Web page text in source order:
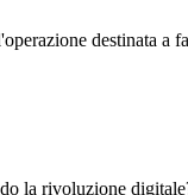
destinata a
la rivoluzione